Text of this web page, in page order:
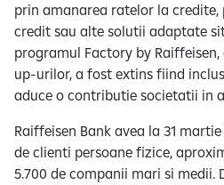
prin amanarea ratelor la
credit sau alte solutii adaptate
programul Factory by
up-urilor, a fost extins fiind
aduce o contributie societatii in
Raiffeisen Bank avea la 31
de clienti persoane fizice,
5.700 de companii mari si medii.